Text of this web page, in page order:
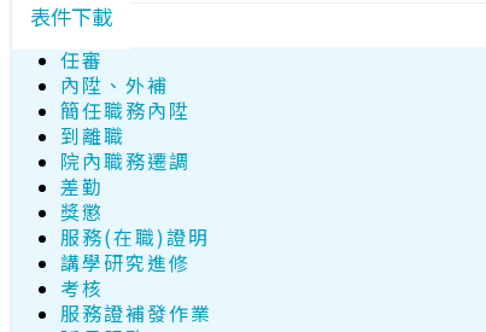
表件下載
任審
內陞、外補
簡任職務內陞
到離職
院內職務遷調
差勤
獎懲
服務(在職)證明
講學研究進修
考核
服務證補發作業